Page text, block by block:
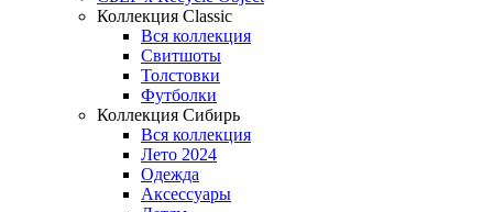
Коллекция Classic
Вся коллекция
Свитшоты
Толстовки
Футболки
Коллекция Сибирь
Вся коллекция
Лето 2024
Одежда
Аксессуары